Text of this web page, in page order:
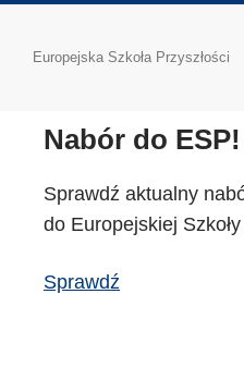
Europejska Szkoła Przyszłości
Nabór do ESP!
Sprawdź aktualny
do Europejskiej
Sprawdź